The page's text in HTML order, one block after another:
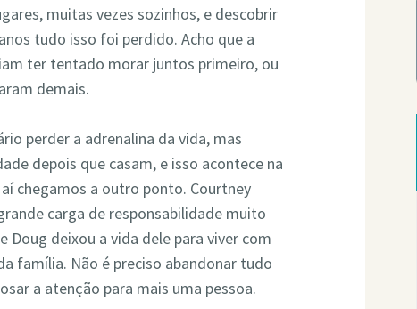
muitas vezes sozinhos, e descobrir
tudo isso foi perdido. Acho que a
ter tentado morar juntos primeiro, ou
demais.
perder a adrenalina da vida, mas
depois que casam, e isso acontece na
chegamos a outro ponto. Courtney
carga de responsabilidade muito
deixou a vida dele para viver com
família. Não é preciso abandonar tudo
a atenção para mais uma pessoa.